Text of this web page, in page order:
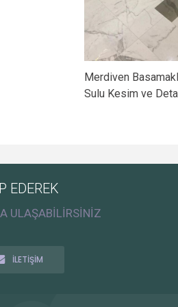
Merdiven
Sulu Kesim ve
EDEREK
ULAŞABİLİRSİNİZ
İLETİŞİM